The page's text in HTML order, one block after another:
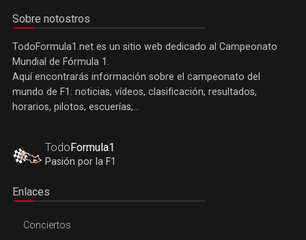
Sobre notostros
TodoFormula1.net es un sitio web dedicado al Campeonato
Mundial de Fórmula 1.
Aquí encontrarás información sobre el campeonato del
mundo de F1: noticias, vídeos, clasificación, resultados,
horarios, pilotos, escuerías,...
Todo Formula1
Pasión por la F1
Enlaces
Conciertos